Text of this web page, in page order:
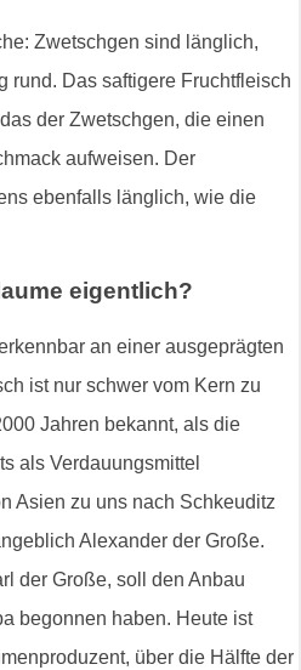
Zwetschgen sind länglich,
rund. Das saftigere Fruchtfleisch
der Zwetschgen, die einen
aufweisen. Der
ebenfalls länglich, wie die
eigentlich?
an einer ausgeprägten
ist nur schwer vom Kern zu
Jahren bekannt, als die
als Verdauungsmittel
Asien zu uns nach Schkeuditz
Alexander der Große.
der Große, soll den Anbau
begonnen haben. Heute ist
über die Hälfte der